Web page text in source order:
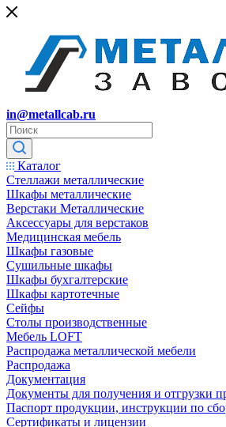
in@metallcab.ru
Каталог
Стеллажи металлические
Шкафы металлические
Верстаки Металлические
Аксессуары для верстаков
Медицинская мебель
Шкафы газовые
Сушильные шкафы
Шкафы бухгалтерские
Шкафы картотечные
Сейфы
Столы производственные
Мебель LOFT
Распродажа металлической мебели
Распродажа
Документация
Документы для получения и отгрузки
Паспорт продукции, инструкции по
Сертификаты и лицензии